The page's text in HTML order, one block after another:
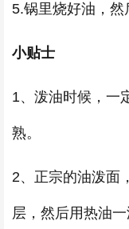
5.锅里烧好油，然
小贴士
1、泼油时候，一
熟。
2、正宗的油泼面
层，然后用热油